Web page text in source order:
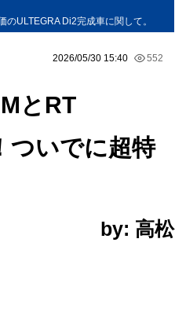
ULTEGRA Di2完成車に関して。
2026/05/30 15:40 552
とRT
ついでに超特
by: 高松